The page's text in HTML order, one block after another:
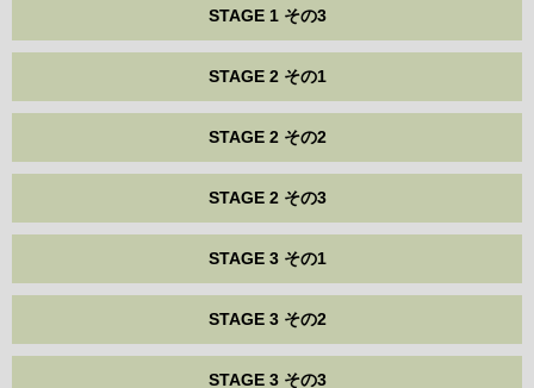
STAGE 1 その3
STAGE 2 その1
STAGE 2 その2
STAGE 2 その3
STAGE 3 その1
STAGE 3 その2
STAGE 3 その3